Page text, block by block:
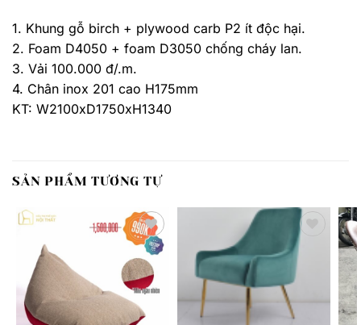
1. Khung gỗ birch + plywood carb P2 ít độc hại.
2. Foam D4050 + foam D3050 chống cháy lan.
3. Vải 100.000 đ/.m.
4. Chân inox 201 cao H175mm
KT: W2100xD1750xH1340
SẢN PHẨM TƯƠNG TỰ
Thêm
yêu
thích
Thêm